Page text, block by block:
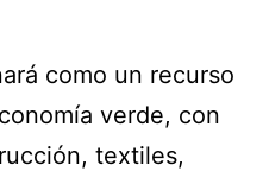
como un recurso
verde, con
textiles,